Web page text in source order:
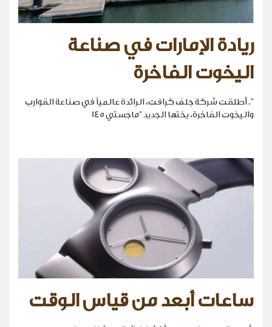
ريادة الإمارات في صناعة
اليخوت الفاخرة
". أطلقت شركة جلف كرافت، الرائدة عالمياً في صناعة القوارب
واليخوت الفاخرة، يختها الجديد "ماجستي 145
ساعات أبعد من قياس الوقت